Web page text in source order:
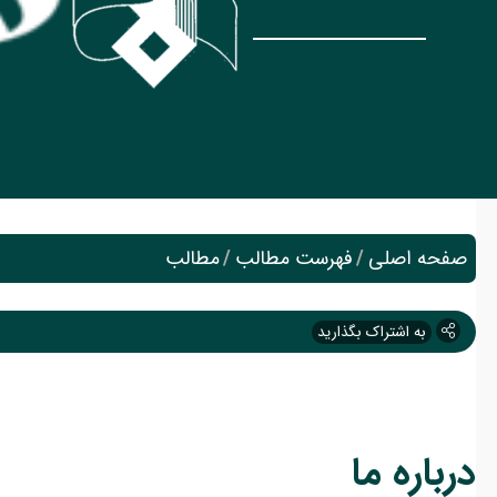
صفحه اصلی/فهرست مطالب/مطالب
به اشتراک بگذارید
درباره ما